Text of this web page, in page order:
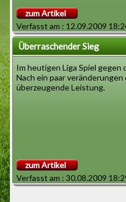
zum Artikel
Verfasst am : 12.09.2009
Überraschender Sieg
Im heutigen Liga Spiel
Nach ein paar
überzeugende Leistung.
zum Artikel
Verfasst am : 30.08.2009